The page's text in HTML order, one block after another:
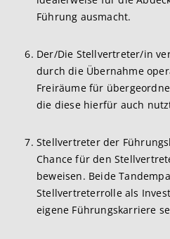
Führung ausmacht.
Der/Die Stellvertreter/in
durch die Übernahme
Freiräume für
die diese hierfür auch
Stellvertreter der
Chance für den
beweisen. Beide
Stellvertreterrolle als
eigene Führungskarriere